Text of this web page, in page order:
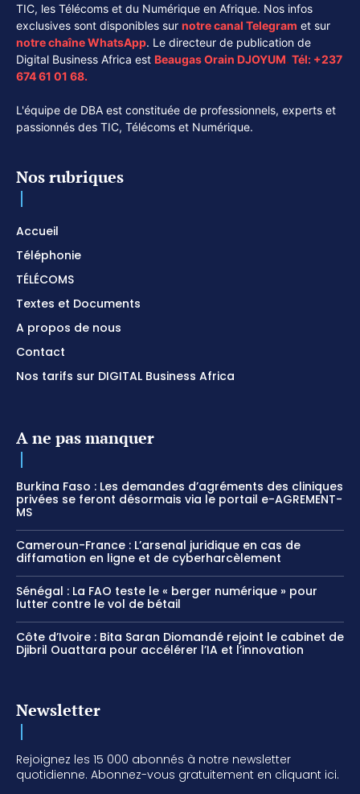
TIC, les Télécoms et du Numérique en Afrique. Nos infos
exclusives sont disponibles sur notre canal Telegram et sur
notre chaîneWhatsApp. Le directeur de publication de
Digital Business Africa est Beaugas Orain DJOYUM. Tél: +237
674 61 01 68.
L'équipe de DBA est constituée de professionnels, experts et
passionnés des TIC, Télécoms et Numérique.
Nos rubriques
Accueil
Téléphonie
TÉLÉCOMS
Textes et Documents
A propos de nous
Contact
Nos tarifs sur DIGITAL Business Africa
A ne pas manquer
Burkina Faso : Les demandes d’agréments des cliniques
privées se feront désormais via le portail e-AGREMENT-
MS
Cameroun-France : L’arsenal juridique en cas de
diffamation en ligne et de cyberharcèlement
Sénégal : La FAO teste le « berger numérique » pour
lutter contre le vol de bétail
Côte d’Ivoire : Bita Saran Diomandé rejoint le cabinet de
Djibril Ouattara pour accélérer l’IA et l’innovation
Newsletter
Rejoignez les 15 000 abonnés à notre newsletter
quotidienne. Abonnez-vous gratuitement en cliquant ici.